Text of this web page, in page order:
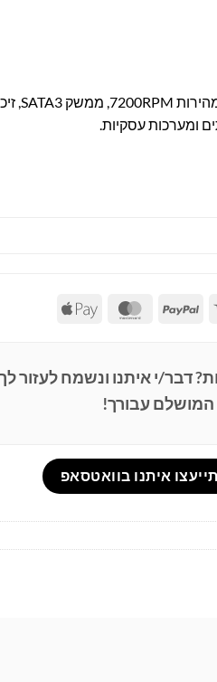
ומערכות עסקיות.
Visa
PayPal
MasterCard
Apple
דבר/י איתנו ונשמח לעזור
עבורך!
איתנו בוואטסאפ